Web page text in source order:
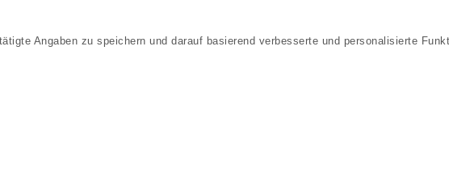
Angaben zu speichern und darauf basierend verbesserte und personalisierte